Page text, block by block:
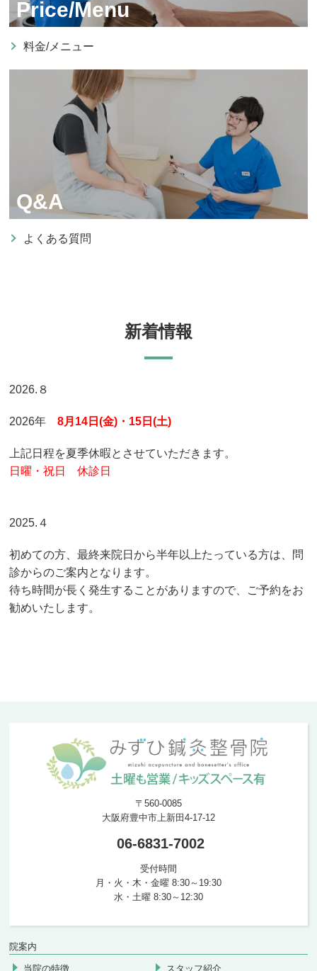
Price/Menu
料金/メニュー
Q&A
よくある質問
新着情報
2026.８
2026年8月14日(金)・15日(土)
上記日程を夏季休暇とさせていただきます。
日曜・祝日 休診日
2025.４
初めての方、最終来院日から半年以上たっている方は、問
診からのご案内となります。
待ち時間が長く発生することがありますので、ご予約をお
勧めいたします。
〒560-0085
大阪府豊中市上新田4-17-12
06-6831-7002
受付時間
月・火・木・金曜 8:30～19:30
水・土曜 8:30～12:30
院案内
当院の特徴 スタッフ紹介